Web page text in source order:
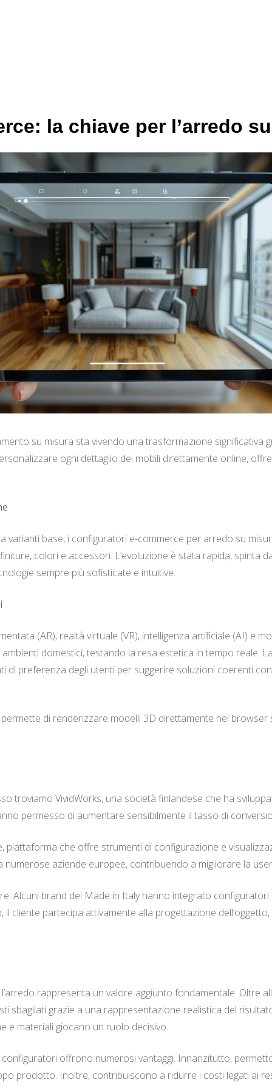
la chiave per l’arredo
su misura sta vivendo una trasformazione significativa
ogni dettaglio dei mobili direttamente online,
varianti base, i configuratori e-commerce per arredo su
colori e accessori. L’evoluzione è stata rapida, spinta
sempre più sofisticate e intuitive.
(AR), realtà virtuale (VR), intelligenza artificiale (AI) e
domestici, testando la resa estetica in tempo reale.
di preferenza degli utenti per suggerire soluzioni coerenti
di renderizzare modelli 3D direttamente nel browser
troviamo VividWorks, una società finlandese che ha
permesso di aumentare sensibilmente il tasso di
piattaforma che offre strumenti di configurazione e
aziende europee, contribuendo a migliorare la
Alcuni brand del Made in Italy hanno integrato
cliente partecipa attivamente alla progettazione
rappresenta un valore aggiunto fondamentale. Oltre
sbagliati grazie a una rappresentazione realistica del
e materiali giocano un ruolo decisivo.
offrono numerosi vantaggi. Innanzitutto,
prodotto. Inoltre, contribuiscono a ridurre i costi legati ai